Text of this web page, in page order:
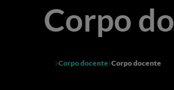
Corpo
Corpo docente Corpo docente